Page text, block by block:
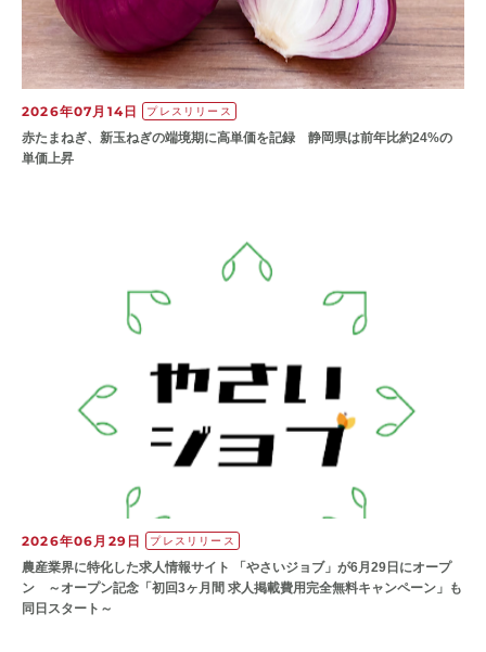
2026年07月14日 プレスリリース
赤たまねぎ、新玉ねぎの端境期に高単価を記録 静岡県は前年比約24%の
単価上昇
2026年06月29日 プレスリリース
農産業界に特化した求人情報サイト 「やさいジョブ」が6月29日にオープ
ン ～オープン記念「初回3ヶ月間 求人掲載費用完全無料キャンペーン」も
同日スタート～